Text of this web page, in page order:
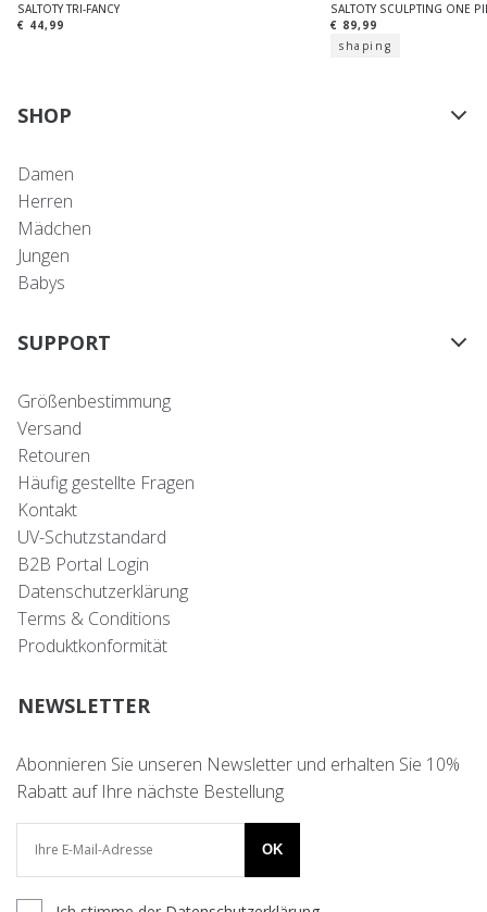
SALTOTY TRI-FANCY
€ 44,99
SALTOTY SCULPTING ONE
€ 89,99
shaping
SHOP
Damen
Herren
Mädchen
Jungen
Babys
SUPPORT
Größenbestimmung
Versand
Retouren
Häufig gestellte Fragen
Kontakt
UV-Schutzstandard
B2B Portal Login
Datenschutzerklärung
Terms & Conditions
Produktkonformität
NEWSLETTER
Abonnieren Sie unseren Newsletter und erhalten Sie 10%
Rabatt auf Ihre nächste Bestellung
OK